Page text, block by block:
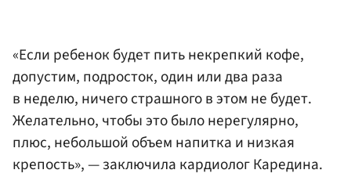
«Если ребенок будет пить некрепкий кофе,
допустим, подросток, один или два раза
в неделю, ничего страшного в этом не будет.
Желательно, чтобы это было нерегулярно,
плюс, небольшой объем напитка и низкая
крепость», — заключила кардиолог Каредина.